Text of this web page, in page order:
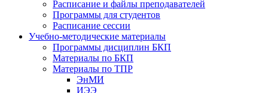
Расписание и файлы преподавателей
Программы для студентов
Расписание сессии
Учебно-методические материалы
Программы дисциплин БКП
Материалы по БКП
Материалы по ТПР
ЭнМИ
ИЭЭ